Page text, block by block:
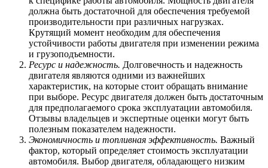
должна быть достаточной для обеспечения требуемой
производительности при различных нагрузках.
Крутящий момент необходим для обеспечения
устойчивости работы двигателя при изменении режима
и грузоподъемности.
Ресурс и надежность. Долговечность и надежность
двигателя являются одними из важнейших
характеристик, на которые стоит обращать внимание
при выборе. Ресурс двигателя должен быть достаточным
для предполагаемого срока эксплуатации автомобиля.
Отзывы владельцев и экспертные оценки могут быть
полезным показателем надежности.
Экономичность и топливная эффективность. Важный
фактор, который определяет стоимость эксплуатации
автомобиля. Выбор двигателя, обладающего низким